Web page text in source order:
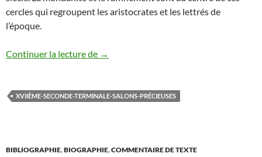
cercles qui regroupent les aristocrates et les lettrés de
l’époque.
Continuer la lecture de LA PRECIOSITE
→
XVIIÈME-SECONDE-TERMINALE-SALONS-PRÉCIEUSES
BIBLIOGRAPHIE,BIOGRAPHIE,COMMENTAIRE DE TEXTE